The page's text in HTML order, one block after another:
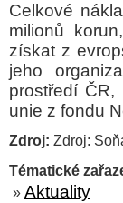
Celkové
milionů
získat z
jeho
prostředí
unie z fondu
Zdroj: Zdroj:
Tématické
» Aktuality